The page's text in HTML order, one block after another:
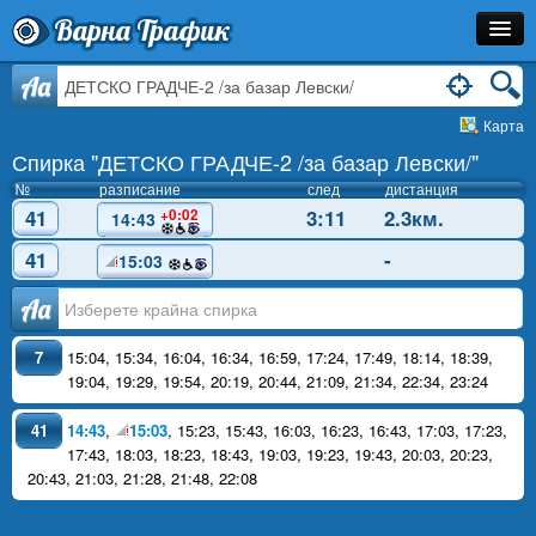
Варна Трафик
Спирка
Разписание
Как Да Стигна?
Инфо
Aa
Карта
Спирка "ДЕТСКО ГРАДЧЕ-2 /за базар Левски/"
№ разписание след дистанция
41 14:43 +0:02 3:11
2.3км.
41
15:03 -
Аа
7 15:04, 15:34, 16:04, 16:34, 16:59, 17:24, 17:49, 18:14, 18:39,
19:04, 19:29, 19:54, 20:19, 20:44, 21:09, 21:34, 22:34, 23:24
41 14:43, 15:03, 15:23, 15:43, 16:03, 16:23, 16:43, 17:03, 17:23,
17:43, 18:03, 18:23, 18:43, 19:03, 19:23, 19:43, 20:03, 20:23,
20:43, 21:03, 21:28, 21:48, 22:08